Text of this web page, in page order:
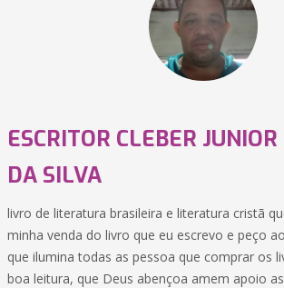
ESCRITOR CLEBER
DA SILVA
livro de literatura brasileira e literatura cristã
minha venda do livro que eu escrevo e peço
que ilumina todas as pessoa que comprar os
boa leitura, que Deus abençoa amem apoio